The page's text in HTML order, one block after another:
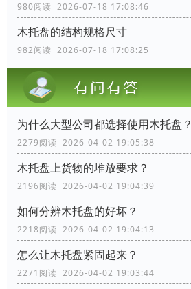
980阅读 2026-07-18 17:08:46
木托盘的结构规格尺寸
982阅读 2026-07-18 17:08:25
为什么大型公司都选择使用木托盘？
2279阅读 2026-04-02 19:05:38
木托盘上货物的堆放要求？
2196阅读 2026-04-02 19:04:39
如何分辨木托盘的好坏？
2218阅读 2026-04-02 19:04:13
怎么让木托盘紧固起来？
2271阅读 2026-04-02 19:03:44